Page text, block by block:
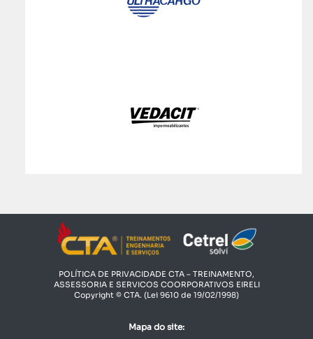
POLÍTICA DE PRIVACIDADE CTA – TREINAMENTO,
ASSESSORIA E SERVICOS COORPORATIVOS EIRELI​
Copyright © CTA. (Lei 9610 de 19/02/1998)
Mapa do site: